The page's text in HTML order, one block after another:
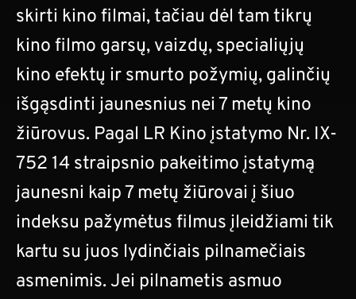
skirti kino filmai, tačiau dėl tam tikrų
kino filmo garsų, vaizdų, specialiųjų
kino efektų ir smurto požymių, galinčių
išgąsdinti jaunesnius nei 7 metų kino
žiūrovus. Pagal LR Kino įstatymo Nr. IX-
752 14 straipsnio pakeitimo įstatymą
jaunesni kaip 7 metų žiūrovai į šiuo
indeksu pažymėtus filmus įleidžiami tik
kartu su juos lydinčiais pilnamečiais
asmenimis. Jei pilnametis asmuo